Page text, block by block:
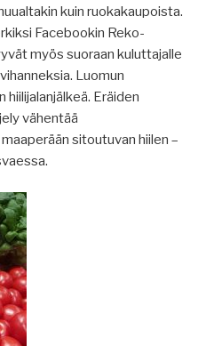
kuin ruokakaupoista.
Facebookin Reko-
myös suoraan kuluttajalle
Luomun
hiilijalanjälkeä. Eräiden
vähentää
sitoutuvan hiilen –